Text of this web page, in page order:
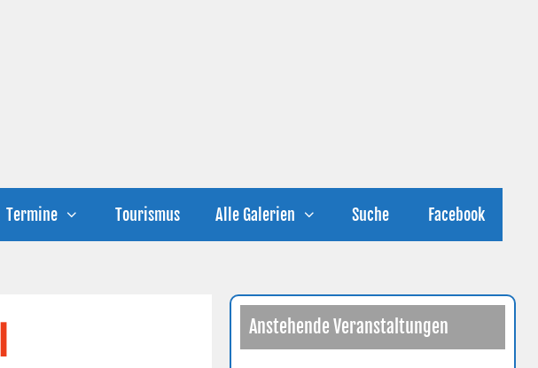
Termine Tourismus Alle Galerien Suche Facebook
Anstehende Veranstaltungen